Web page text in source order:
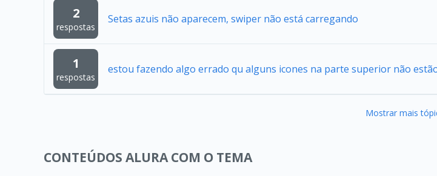
2
respostas
Setas azuis não aparecem, swiper não está carregando
1
respostas
estou fazendo algo errado qu alguns icones na parte superior não
Mostrar mais
CONTEÚDOS ALURA COM O TEMA